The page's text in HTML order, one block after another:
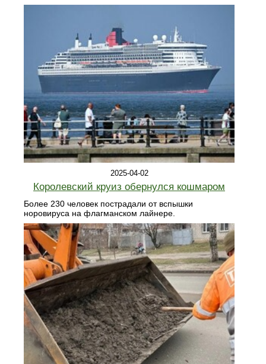
2025-04-02
Королевский круиз обернулся кошмаром
Более 230 человек пострадали от вспышки
норовируса на флагманском лайнере.